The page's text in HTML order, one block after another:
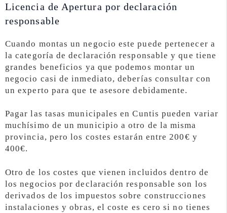
Licencia de Apertura por declaración
responsable
Cuando montas un negocio este puede pertenecer a
la categoría de declaración responsable y que tiene
grandes beneficios ya que podemos montar un
negocio casi de inmediato, deberías consultar con
un experto para que te asesore debidamente.
Pagar las tasas municipales en Cuntis pueden variar
muchísimo de un municipio a otro de la misma
provincia, pero los costes estarán entre 200€ y
400€.
Otro de los costes que vienen incluidos dentro de
los negocios por declaración responsable son los
derivados de los impuestos sobre construcciones
instalaciones y obras, el coste es cero si no tienes